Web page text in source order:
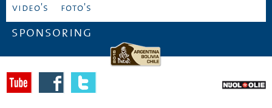
video's foto's
sponsoring